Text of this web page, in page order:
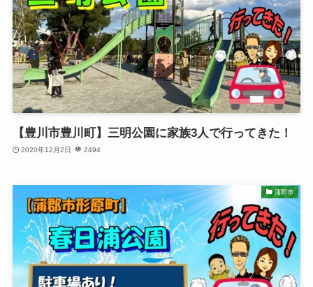
【豊川市豊川町】三明公園に家族3人で行ってきた！
2020年12月2日 2494
蒲郡市